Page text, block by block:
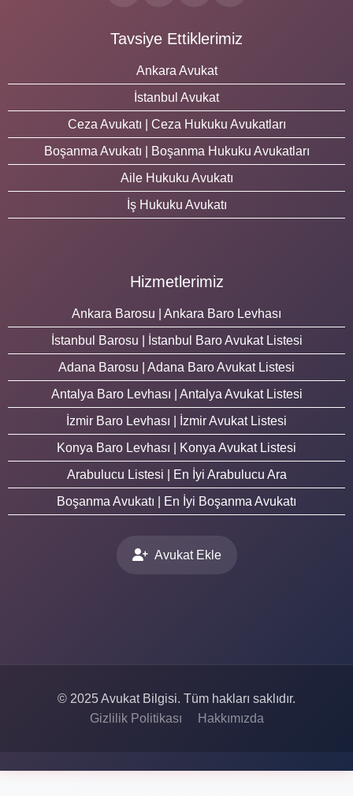
Tavsiye Ettiklerimiz
Ankara Avukat
İstanbul Avukat
Ceza Avukatı | Ceza Hukuku Avukatları
Boşanma Avukatı | Boşanma Hukuku Avukatları
Aile Hukuku Avukatı
İş Hukuku Avukatı
Hizmetlerimiz
Ankara Barosu | Ankara Baro Levhası
İstanbul Barosu | İstanbul Baro Avukat Listesi
Adana Barosu | Adana Baro Avukat Listesi
Antalya Baro Levhası | Antalya Avukat Listesi
İzmir Baro Levhası | İzmir Avukat Listesi
Konya Baro Levhası | Konya Avukat Listesi
Arabulucu Listesi | En İyi Arabulucu Ara
Boşanma Avukatı | En İyi Boşanma Avukatı
Avukat Ekle
© 2025 Avukat Bilgisi. Tüm hakları saklıdır.
Gizlilik Politikası
Hakkımızda